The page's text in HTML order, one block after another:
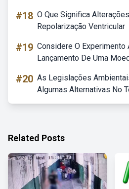
#18 O Que Significa
Repolarização Ventricular
#19 Considere O Experimento
Lançamento De Uma
#20 As Legislações
Algumas Alternativas No
Related Posts